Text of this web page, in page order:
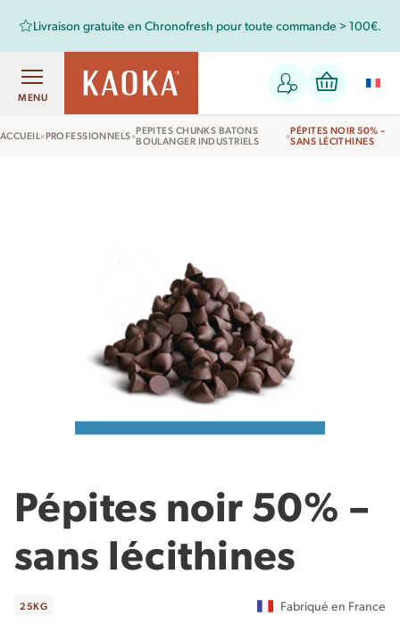
Livraison gratuite en Chronofresh pour toute commande > 100€.
MENU
ACCUEIL•PROFESSIONNELS•PEPITES CHUNKS BATONS
BOULANGER INDUSTRIELS
•PÉPITES NOIR 50% –
SANS LÉCITHINES
Pépites noir 50% –
sans lécithines
25KG Fabriqué en France